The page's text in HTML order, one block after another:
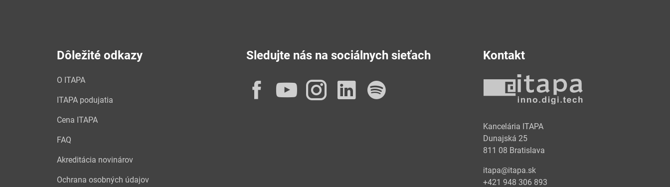
Dôležité odkazy
O ITAPA
ITAPA podujatia
Cena ITAPA
FAQ
Akreditácia novinárov
Ochrana osobných údajov
Sledujte nás na sociálnych sieťach
Facebook
YouTube
Instagram
LinkedIn
Kontakt
Kancelária ITAPA
Dunajská 25
811 08 Bratislava
itapa@itapa.sk
+421 948 306 893